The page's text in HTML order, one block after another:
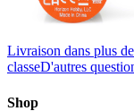
Livraison dans plus
classeD'autres
Shop